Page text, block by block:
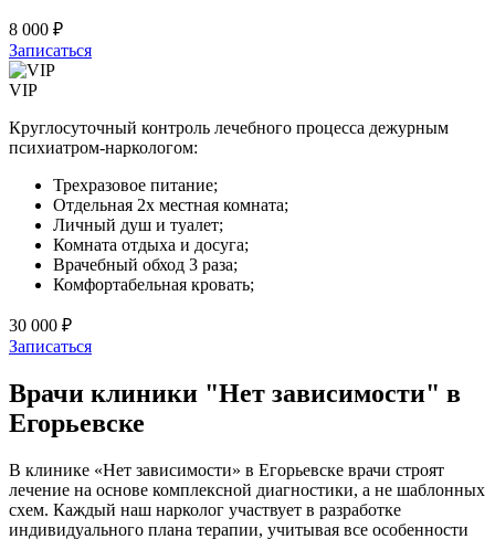
8 000 ₽
Записаться
VIP
Круглосуточный контроль лечебного процесса дежурным
психиатром-наркологом:
Трехразовое питание;
Отдельная 2х местная комната;
Личный душ и туалет;
Комната отдыха и досуга;
Врачебный обход 3 раза;
Комфортабельная кровать;
30 000 ₽
Записаться
Врачи клиники "Нет зависимости" в
Егорьевске
В клинике «Нет зависимости» в Егорьевске врачи строят
лечение на основе комплексной диагностики, а не шаблонных
схем. Каждый наш нарколог участвует в разработке
индивидуального плана терапии, учитывая все особенности